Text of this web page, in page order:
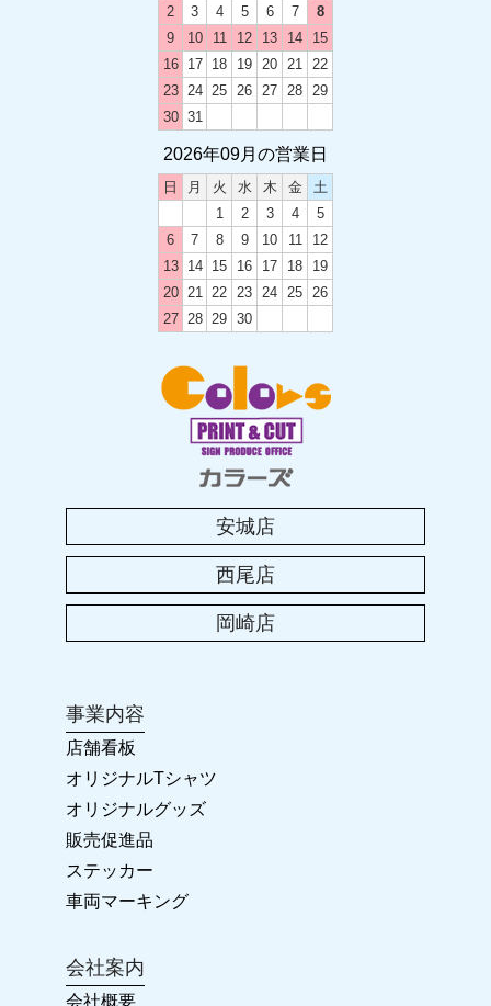
2024-2025 年末年始のお休み
土曜日の営業時間変更のお知らせ
2023-2024 年末年始のお休み
カラーズ西尾店移転のお知らせ
2023年 お盆休みのお知らせ
2023.04.25
2023年 ゴールデンウィークのお休み
2023.01.25
2022.11.23
2022-2023 年末年始のお休み
2022.04.28
カラーズ岡崎店 リニューアルオープン!!
2022年 ゴールデンウィークの臨時休業について
2
3 4 5 6 7
8
9
10 11 12 13 14
15
16
17 18 19 20 21
22
23
24 25 26 27 28
29
30 31
2026年09月の営業日
日 月 火 水 木 金
土
1
2 3 4
5
6
7 8 9 10 11
12
13
14 15 16 17 18
19
20
21 22 23 24 25
26
27
28 29 30
安城店
西尾店
岡崎店
事業内容
店舗看板
オリジナルTシャツ
オリジナルグッズ
販売促進品
ステッカー
車両マーキング
会社案内
会社概要